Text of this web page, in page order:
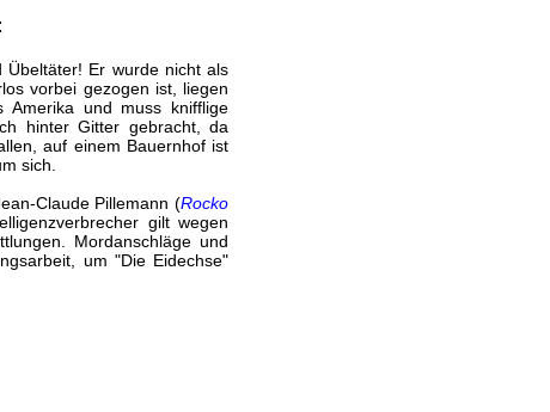
Er wurde nicht als
vorbei gezogen ist, liegen
und muss knifflige
hinter Gitter gebracht, da
auf einem Bauernhof ist
sich.
Claude Pillemann (Rocko
gilt wegen
Mordanschläge und
um "Die Eidechse"